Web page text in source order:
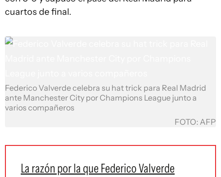
cuartos de final.
Federico Valverde celebra su hat trick para Real Madrid
ante Manchester City por Champions League junto a
varios compañeros
FOTO: AFP
La razón por la que Federico Valverde